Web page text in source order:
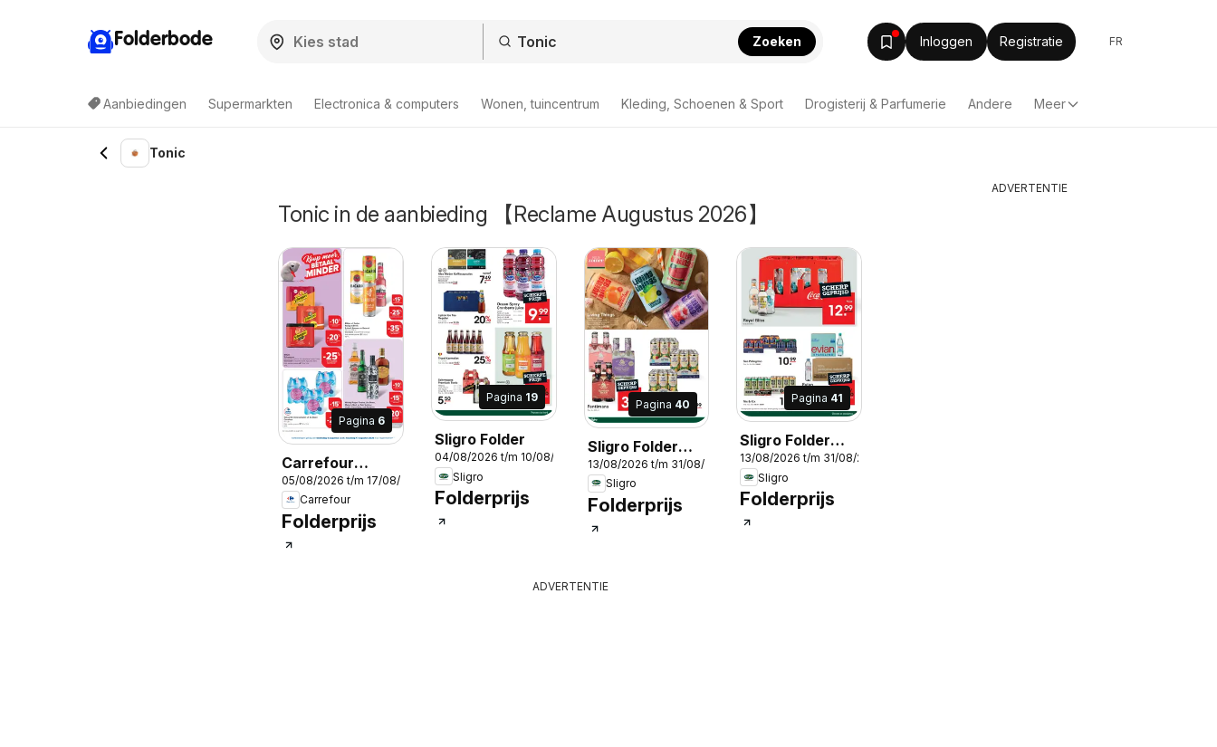
Folderbode Zoeken Inloggen Registratie FR
Aanbiedingen Supermarkten Electronica & computers Wonen, tuincentrum Kleding, Schoenen & Sport Drogisterij & Parfumerie Andere Meer
Tonic
Tonic in de aanbieding 【Reclame Augustus 2026】
Pagina 6
Carrefour
folder week 32
05/08/2026 t/m 17/08/2026
Carrefour
Folderprijs
Pagina 19
Sligro Folder
04/08/2026 t/m 10/08/2026
Sligro
Folderprijs
Pagina 40
Sligro Folder
Wijn
13/08/2026 t/m 31/08/2026
Sligro
Folderprijs
Pagina 41
Sligro Folder
Wijn
13/08/2026 t/m 31/08/2026
Sligro
Folderprijs
ADVERTENTIE
ADVERTENTIE